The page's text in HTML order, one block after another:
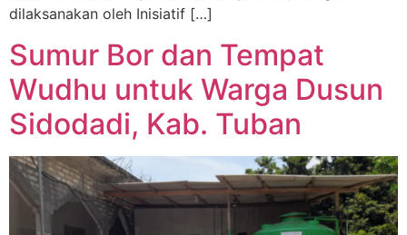
dilaksanakan oleh Inisiatif […]
Sumur Bor dan Tempat
Wudhu untuk Warga Dusun
Sidodadi, Kab. Tuban